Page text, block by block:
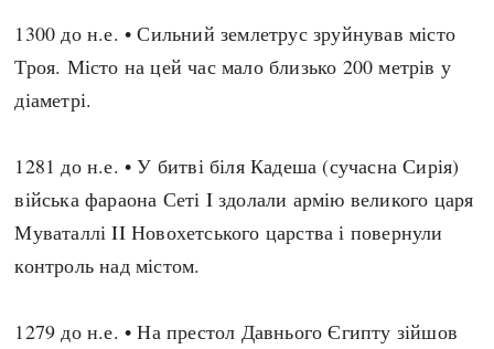
1300 до н.е. • Сильний землетрус зруйнував місто
Троя. Місто на цей час мало близько 200 метрів у
діаметрі.
1281 до н.е. • У битві біля Кадеша (сучасна Сирія)
війська фараона Сеті I здолали армію великого царя
Муваталлі II Новохетського царства і повернули
контроль над містом.
1279 до н.е. • На престол Давнього Єгипту зійшов